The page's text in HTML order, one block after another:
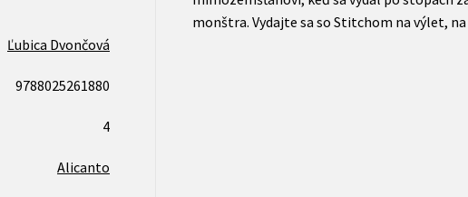
Ľubica Dvončová
9788025261880
4
Alicanto
monštra. Vydajte sa so Stitchom na výlet,